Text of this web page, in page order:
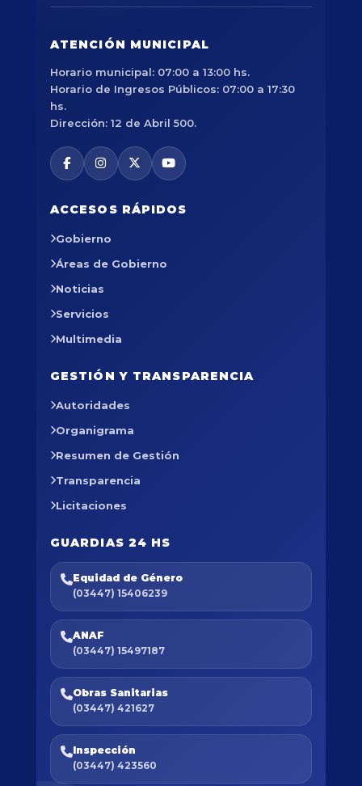
ATENCIÓN MUNICIPAL
Horario municipal: 07:00 a 13:00 hs.
Horario de Ingresos Públicos: 07:00 a 17:30
hs.
Dirección: 12 de Abril 500.
ACCESOS RÁPIDOS
Gobierno
Áreas de Gobierno
Noticias
Servicios
Multimedia
GESTIÓN Y TRANSPARENCIA
Autoridades
Organigrama
Resumen de Gestión
Transparencia
Licitaciones
GUARDIAS 24 HS
Equidad de Género
(03447) 15406239
ANAF
(03447) 15497187
Obras Sanitarias
(03447) 421627
Inspección
(03447) 423560